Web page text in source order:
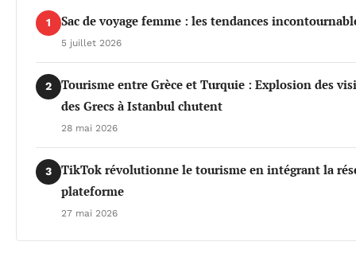
1 Sac de voyage femme : les tendances
5 juillet 2026
2
Tourisme entre Grèce et Turquie : Explosion des
des Grecs à Istanbul chutent
28 mai 2026
3
TikTok révolutionne le tourisme en intégrant la
plateforme
27 mai 2026